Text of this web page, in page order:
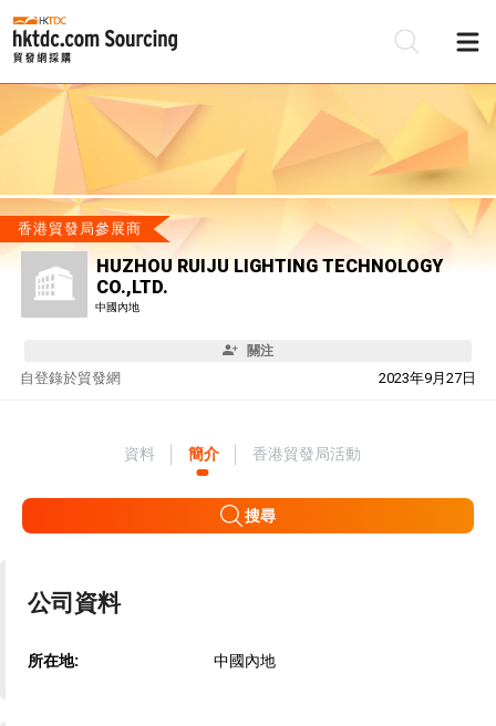
香港貿發局參展商
HUZHOU RUIJU LIGHTING TECHNOLOGY
CO.,LTD.
中國內地
關注
自 2023年9月27日
登錄於貿發網
資料 簡介 香港貿發局活動
搜尋
公司資料
所在地: 中國內地